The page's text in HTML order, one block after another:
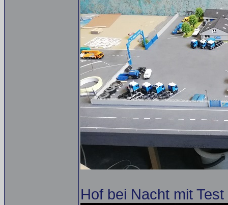
Hof bei Nacht mit Test